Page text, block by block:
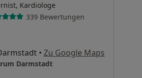
Kardiologe
339 Bewertungen
• Zu Google Maps
Darmstadt